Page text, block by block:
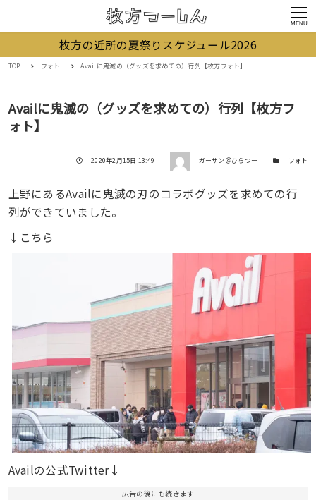
MENU
枚方の近所の夏祭りスケジュール2026
TOP フォト Availに鬼滅の（グッズを求めての）行列【枚方フォト】
Availに鬼滅の（グッズを求めての）行列【枚方フ
ォト】
投稿日
2020年2月15日 13:49 著者 ガーサン＠ひらつー カテゴリー
フォト
上野にあるAvailに鬼滅の刃のコラボグッズを求めての行
列ができていました。
↓こちら
Availの公式Twitter↓
広告の後にも続きます